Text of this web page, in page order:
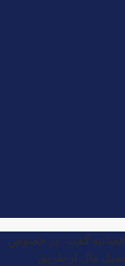
گفت: در خصوص
مال از طریق